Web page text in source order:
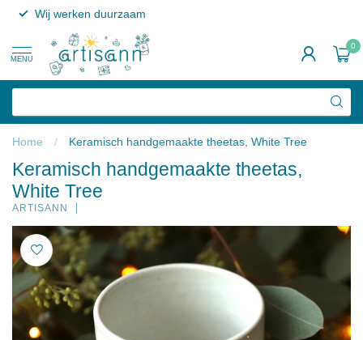
Wij werken duurzaam
MENU
0
Home / Keramisch handgemaakte theetas, White Tree
Keramisch handgemaakte theetas,
White Tree
ARTISANN